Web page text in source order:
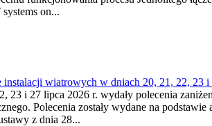
on...
wiatrowych w dniach 20, 21, 22, 23 i
i 27 lipca 2026 r. wydały polecenia
Polecenia zostały wydane na
z dnia 28...